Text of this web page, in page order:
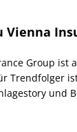
Vienna
Group ist
Trendfolger
und